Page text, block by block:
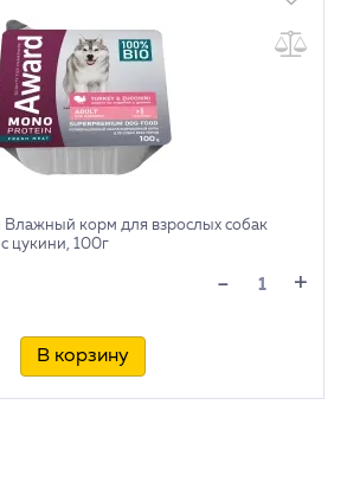
корм для взрослых собак
цукини, 100г
- +
В корзину